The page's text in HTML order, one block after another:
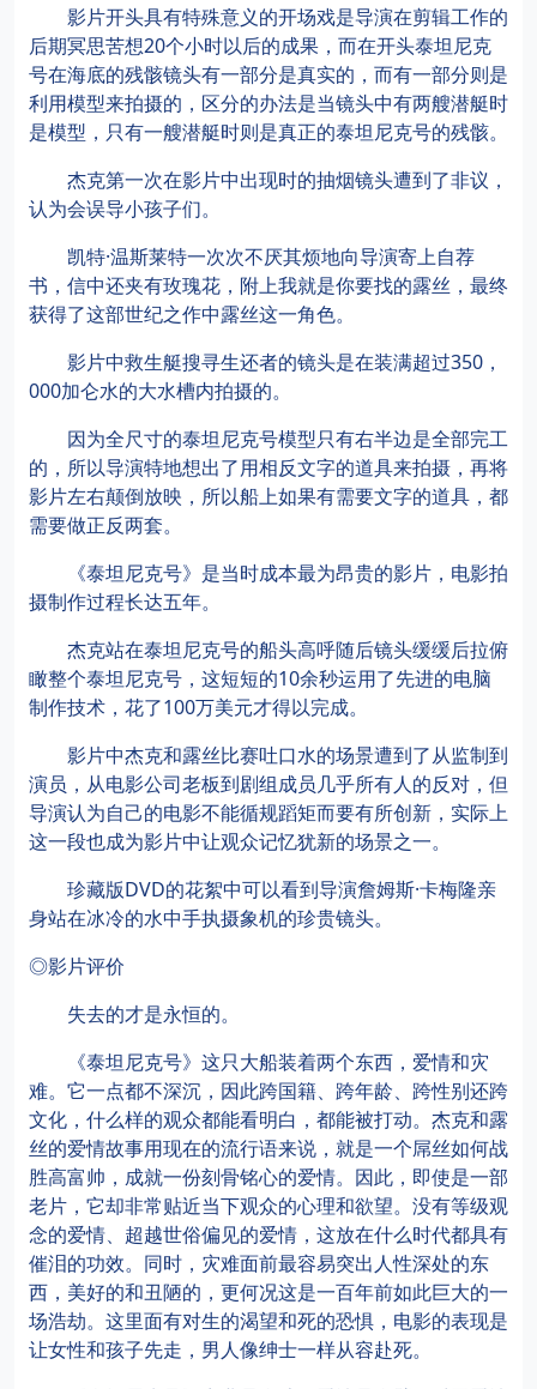
影片开头具有特殊意义的开场戏是导演在剪辑工作的
后期冥思苦想20个小时以后的成果，而在开头泰坦尼克
号在海底的残骸镜头有一部分是真实的，而有一部分则是
利用模型来拍摄的，区分的办法是当镜头中有两艘潜艇时
是模型，只有一艘潜艇时则是真正的泰坦尼克号的残骸。
杰克第一次在影片中出现时的抽烟镜头遭到了非议，
认为会误导小孩子们。
凯特·温斯莱特一次次不厌其烦地向导演寄上自荐
书，信中还夹有玫瑰花，附上我就是你要找的露丝，最终
获得了这部世纪之作中露丝这一角色。
影片中救生艇搜寻生还者的镜头是在装满超过350，
000加仑水的大水槽内拍摄的。
因为全尺寸的泰坦尼克号模型只有右半边是全部完工
的，所以导演特地想出了用相反文字的道具来拍摄，再将
影片左右颠倒放映，所以船上如果有需要文字的道具，都
需要做正反两套。
《泰坦尼克号》是当时成本最为昂贵的影片，电影拍
摄制作过程长达五年。
杰克站在泰坦尼克号的船头高呼随后镜头缓缓后拉俯
瞰整个泰坦尼克号，这短短的10余秒运用了先进的电脑
制作技术，花了100万美元才得以完成。
影片中杰克和露丝比赛吐口水的场景遭到了从监制到
演员，从电影公司老板到剧组成员几乎所有人的反对，但
导演认为自己的电影不能循规蹈矩而要有所创新，实际上
这一段也成为影片中让观众记忆犹新的场景之一。
珍藏版DVD的花絮中可以看到导演詹姆斯·卡梅隆亲
身站在冰冷的水中手执摄象机的珍贵镜头。
◎影片评价
失去的才是永恒的。
《泰坦尼克号》这只大船装着两个东西，爱情和灾
难。它一点都不深沉，因此跨国籍、跨年龄、跨性别还跨
文化，什么样的观众都能看明白，都能被打动。杰克和露
丝的爱情故事用现在的流行语来说，就是一个屌丝如何战
胜高富帅，成就一份刻骨铭心的爱情。因此，即使是一部
老片，它却非常贴近当下观众的心理和欲望。没有等级观
念的爱情、超越世俗偏见的爱情，这放在什么时代都具有
催泪的功效。同时，灾难面前最容易突出人性深处的东
西，美好的和丑陋的，更何况这是一百年前如此巨大的一
场浩劫。这里面有对生的渴望和死的恐惧，电影的表现是
让女性和孩子先走，男人像绅士一样从容赴死。